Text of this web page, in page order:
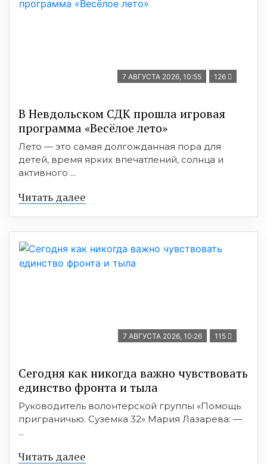
7 АВГУСТА 2026, 10:55 126
В Невдольском СДК прошла игровая
программа «Весёлое лето»
Лето — это самая долгожданная пора для
детей, время ярких впечатлений, солнца и
активного ...
Читать далее
7 АВГУСТА 2026, 10:26 115
Сегодня как никогда важно чувствовать
единство фронта и тыла
Руководитель волонтерской группы «Помощь
приграничью. Суземка 32» Мария Лазарева: —
...
Читать далее